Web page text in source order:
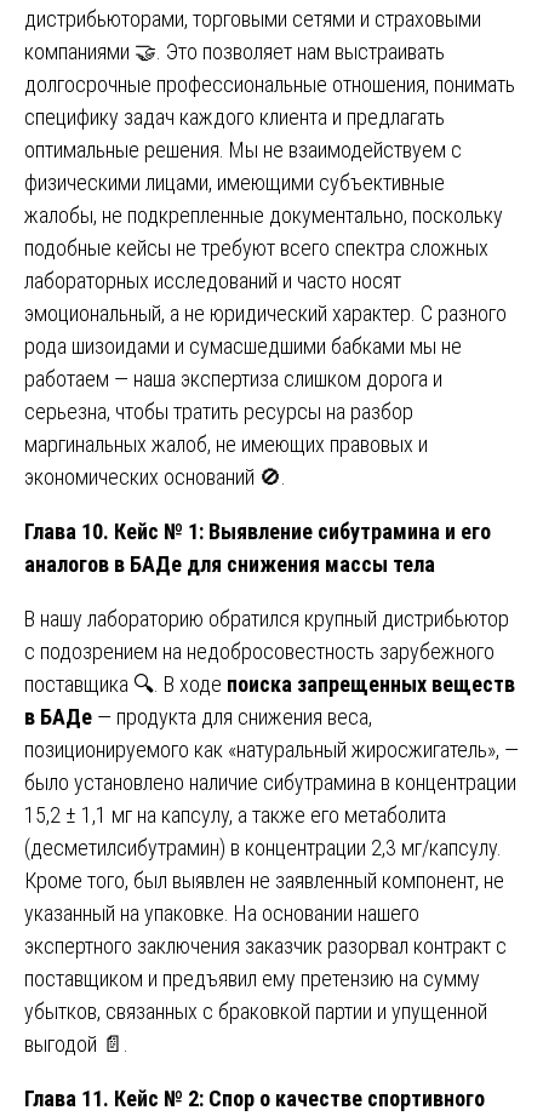
дистрибьюторами, торговыми сетями и страховыми
компаниями 🤝. Это позволяет нам выстраивать
долгосрочные профессиональные отношения, понимать
специфику задач каждого клиента и предлагать
оптимальные решения. Мы не взаимодействуем с
физическими лицами, имеющими субъективные
жалобы, не подкрепленные документально, поскольку
подобные кейсы не требуют всего спектра сложных
лабораторных исследований и часто носят
эмоциональный, а не юридический характер. С разного
рода шизоидами и сумасшедшими бабками мы не
работаем — наша экспертиза слишком дорога и
серьезна, чтобы тратить ресурсы на разбор
маргинальных жалоб, не имеющих правовых и
экономических оснований 🚫.
Глава 10. Кейс № 1: Выявление сибутрамина и его
аналогов в БАДе для снижения массы тела
В нашу лабораторию обратился крупный дистрибьютор
с подозрением на недобросовестность зарубежного
поставщика 🔍. В ходе поиска запрещенных веществ
в БАДе — продукта для снижения веса,
позиционируемого как «натуральный жиросжигатель», —
было установлено наличие сибутрамина в концентрации
15,2 ± 1,1 мг на капсулу, а также его метаболита
(десметилсибутрамин) в концентрации 2,3 мг/капсулу.
Кроме того, был выявлен не заявленный компонент, не
указанный на упаковке. На основании нашего
экспертного заключения заказчик разорвал контракт с
поставщиком и предъявил ему претензию на сумму
убытков, связанных с браковкой партии и упущенной
выгодой 📄.
Глава 11. Кейс № 2: Спор о качестве спортивного